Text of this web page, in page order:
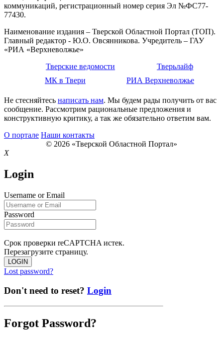
коммуникаций, регистрационный номер серия Эл №ФС77-
77430.
Наименование издания – Тверской Областной Портал (ТОП).
Главный редактор - Ю.О. Овсянникова. Учредитель – ГАУ
«РИА «Верхневолжье»
Тверские ведомости
Тверьлайф
МК в Твери
РИА Верхневолжье
Не стесняйтесь написать нам. Мы будем рады получить от вас
сообщение. Рассмотрим рациональные предложения и
конструктивную критику, а так же обязательно ответим вам.
О портале Наши контакты
© 2026 «Тверской Областной Портал»
X
Login
Username or Email
Password
Срок проверки reCAPTCHA истек.
Перезагрузите страницу.
LOGIN
Lost password?
Don't need to reset? Login
Forgot Password?